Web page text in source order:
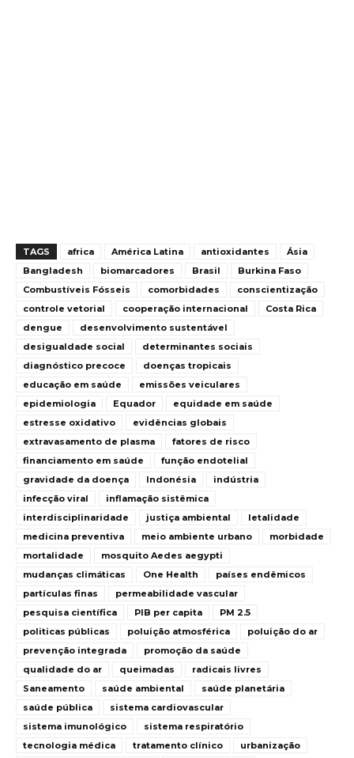
TAGS africa América Latina antioxidantes
Ásia
Bangladesh
biomarcadores Brasil
Burkina Faso
Combustíveis Fósseis
comorbidades
conscientização
controle vetorial
cooperação internacional
Costa Rica
dengue
desenvolvimento sustentável
desigualdade social
determinantes sociais
diagnóstico precoce
doenças tropicais
educação em saúde
emissões veiculares
epidemiologia
Equador
equidade em saúde
estresse oxidativo
evidências globais
extravasamento de plasma
fatores de risco
financiamento em saúde
função endotelial
gravidade da doença
Indonésia
indústria
infecção viral
inflamação sistêmica
interdisciplinaridade
justiça ambiental
letalidade
medicina preventiva
meio ambiente urbano
morbidade
mortalidade
mosquito Aedes aegypti
mudanças climáticas
One Health
países endêmicos
partículas finas
permeabilidade vascular
pesquisa científica
PIB per capita
PM 2.5
politicas públicas
poluição atmosférica
poluição do ar
prevenção integrada
promoção da saúde
qualidade do ar
queimadas
radicais livres
Saneamento
saúde ambiental
saúde planetária
saúde pública
sistema cardiovascular
sistema imunológico
sistema respiratório
tecnologia médica
tratamento clínico urbanização